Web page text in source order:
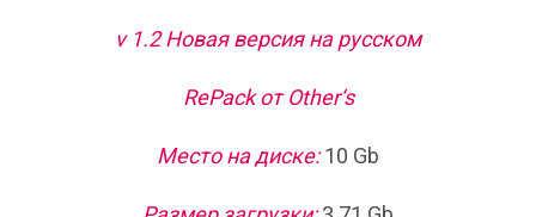
v 1.2 Новая версия на русском
RePack от Other‘s
Место на диске:10 Gb